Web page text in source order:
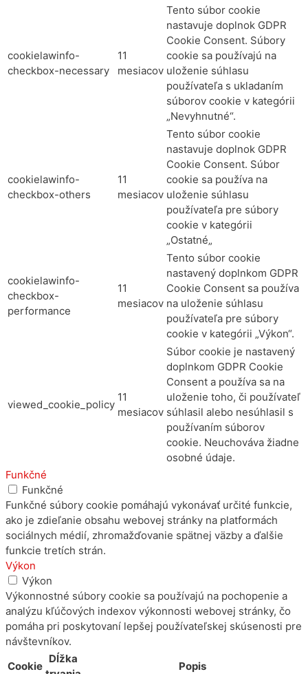
cookielawinfo-
checkbox-necessary
11
mesiacov
Tento súbor cookie
nastavuje doplnok GDPR
Cookie Consent. Súbory
cookie sa používajú na
uloženie súhlasu
používateľa s ukladaním
súborov cookie v kategórii
„Nevyhnutné“.
cookielawinfo-
checkbox-others
11
mesiacov
Tento súbor cookie
nastavuje doplnok GDPR
Cookie Consent. Súbor
cookie sa používa na
uloženie súhlasu
používateľa pre súbory
cookie v kategórii
„Ostatné„
cookielawinfo-
checkbox-
performance
11
mesiacov
Tento súbor cookie
nastavený doplnkom GDPR
Cookie Consent sa používa
na uloženie súhlasu
používateľa pre súbory
cookie v kategórii „Výkon“.
viewed_cookie_policy
11
mesiacov
Súbor cookie je nastavený
doplnkom GDPR Cookie
Consent a používa sa na
uloženie toho, či používateľ
súhlasil alebo nesúhlasil s
používaním súborov
cookie. Neuchováva žiadne
osobné údaje.
Funkčné
Funkčné
Funkčné súbory cookie pomáhajú vykonávať určité funkcie,
ako je zdieľanie obsahu webovej stránky na platformách
sociálnych médií, zhromažďovanie spätnej väzby a ďalšie
funkcie tretích strán.
Výkon
Výkon
Výkonnostné súbory cookie sa používajú na pochopenie a
analýzu kľúčových indexov výkonnosti webovej stránky, čo
pomáha pri poskytovaní lepšej používateľskej skúsenosti pre
návštevníkov.
Cookie
Dĺžka
Popis